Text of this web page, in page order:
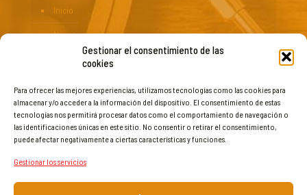
Gestionar el consentimiento de las
cookies
Para ofrecer las mejores experiencias, utilizamos tecnologías como las cookies para
almacenar y/o acceder a la información del dispositivo. El consentimiento de estas
tecnologías nos permitirá procesar datos como el comportamiento de navegación o
las identificaciones únicas en este sitio. No consentir o retirar el consentimiento,
puede afectar negativamente a ciertas características y funciones.
Gestionar los servicios
Inicio
Nosotros
Productos
Contacto